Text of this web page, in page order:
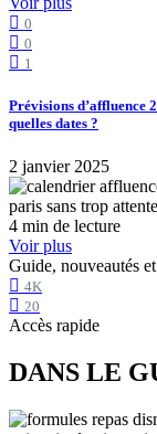
0
0
1
Prévisions d’affluence
quelles dates ?
2 janvier 2025
4 min de lecture
Voir plus
Guide, nouveautés
4K
20
Accès rapide
DANS LE